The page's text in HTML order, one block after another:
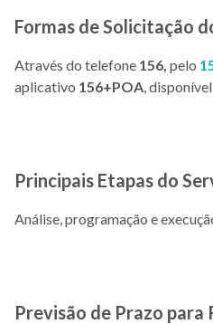
Formas de Solicitação
Através do telefone 156, pelo
aplicativo 156+POA,
Principais Etapas do
Análise, programação e
Previsão de Prazo para